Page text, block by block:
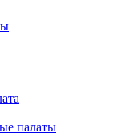
палаты